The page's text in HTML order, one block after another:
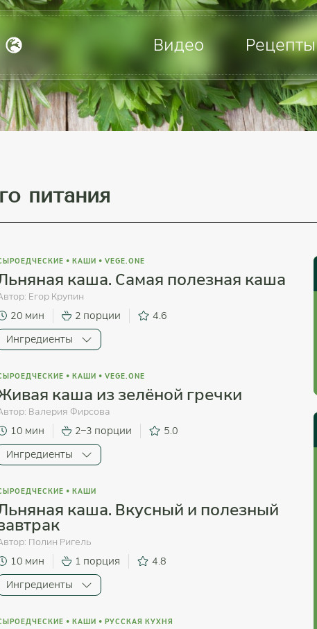
Видео Рецепты
питания
• КАШИ • VEGE.ONE
каша. Самая полезная каша
Егор Крупин
20 мин 2 порции
4.6
Ингредиенты
• КАШИ • VEGE.ONE
каша из зелёной гречки
Валерия Фирсова
10 мин 2–3 порции
5.0
Ингредиенты
• КАШИ
каша. Вкусный и полезный
Полин Ригель
10 мин 1 порция
4.8
Ингредиенты
• КАШИ • РУССКАЯ КУХНЯ